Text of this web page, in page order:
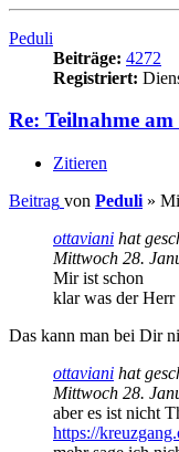
Peduli
Beiträge: 4272
Registriert:
Re: Teilnahme am
Zitieren
Beitrag von Peduli »
ottaviani hat
Mittwoch 28.
Mir ist schon
klar was der
Das kann man bei Dir
ottaviani hat
Mittwoch 28.
aber es ist nicht
https://